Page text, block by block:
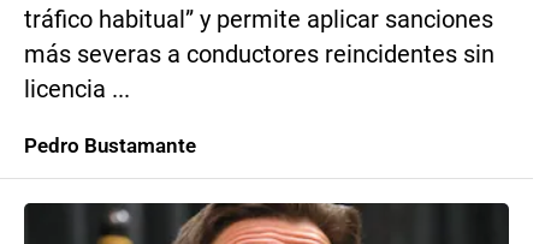
tráfico habitual” y permite aplicar sanciones
más severas a conductores reincidentes sin
licencia ...
Pedro Bustamante